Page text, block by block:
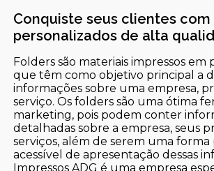
Conquiste seus clientes
personalizados de alta
Folders são materiais impressos em
que têm como objetivo principal a
informações sobre uma empresa,
serviço. Os folders são uma ótima
marketing, pois podem conter
detalhadas sobre a empresa, seus
serviços, além de serem uma forma
acessível de apresentação dessas
Impressos ADG é uma empresa